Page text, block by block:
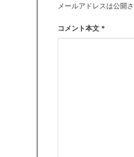
メールアドレスは公開さ
コメント本文 *